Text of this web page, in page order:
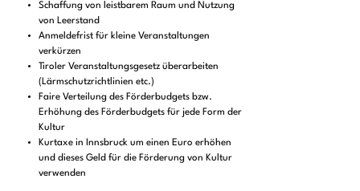
Schaffung von leistbarem Raum und Nutzung
von Leerstand
Anmeldefrist für kleine Veranstaltungen
verkürzen
Tiroler Veranstaltungsgesetz überarbeiten
(Lärmschutzrichtlinien etc.)
Faire Verteilung des Förderbudgets bzw.
Erhöhung des Förderbudgets für jede Form der
Kultur
Kurtaxe in Innsbruck um einen Euro erhöhen
und dieses Geld für die Förderung von Kultur
verwenden